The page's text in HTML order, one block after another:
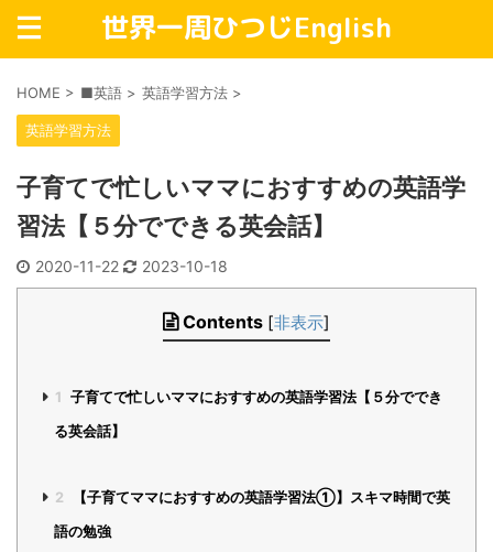
世界一周ひつじEnglish
HOME > ■英語 > 英語学習方法 >
英語学習方法
子育てで忙しいママにおすすめの英語学
習法【５分でできる英会話】
2020-11-22 2023-10-18
Contents [非表示]
1 子育てで忙しいママにおすすめの英語学習法【５分ででき
る英会話】
2
【子育てママにおすすめの英語学習法①】スキマ時間で英
語の勉強